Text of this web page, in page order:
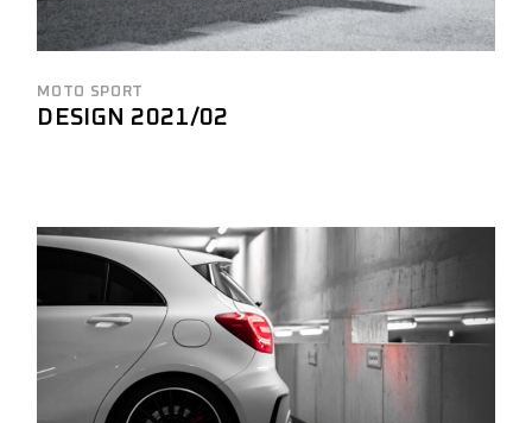
MOTO SPORT
DESIGN 2021/02